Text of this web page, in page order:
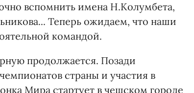
вспомнить имена Н.Колумбета,
Теперь ожидаем, что наши
командой.
продолжается. Позади
страны и участия в
Мира стартует в чешском городе